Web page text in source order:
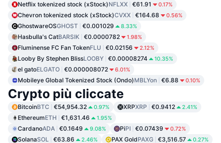
Netflix tokenized stock (xStock)NFLXX €61.91 0.17%
Chevron tokenized stock (xStock)CVXX €164.68 0.56%
GhostwareOSGHOST €0.001029 8.33%
Hasbulla's CatBARSIK €0.0000782 1.98%
Fluminense FC Fan TokenFLU €0.02156 2.12%
Looby By Stephen BlissLOOBY €0.00008274 10.35%
el gatoELGATO €0.000008072 6.01%
Mobileye Global Tokenized Stock (Ondo)MBLYon €6.88 0.10%
Crypto più cliccate
BitcoinBTC €54,954.32 0.97% XRPXRP €0.9412 2.41%
EthereumETH €1,631.46 1.95%
CardanoADA €0.1649 9.08% PiPI €0.07439 0.72%
SolanaSOL €63.86 2.46% PAX GoldPAXG €3,516.57 0.27%